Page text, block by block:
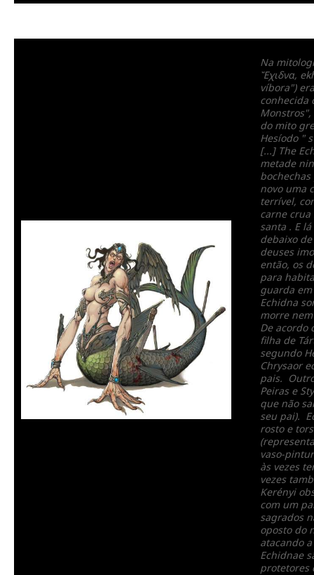
Na
Ἔχιδνα,
víbora")
conhecida
do mito
Hesíodo "
[...] The
metade
novo uma
terrível,
carne crua
santa . E
debaixo
deuses
então, os
para
guarda
Echidna
morre
De acordo
filha de
segundo
Chrysaor
pais.
Peiras e
que não
seu pai).
rosto e
vaso-
às vezes
vezes
Kerényi
com um
sagrados
oposto do
atacando
Echidnae
protetores